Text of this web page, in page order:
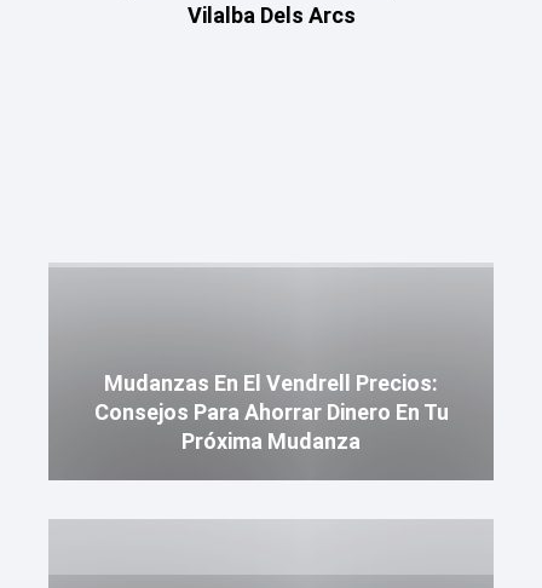
Vilalba Dels Arcs
Mudanzas En El Vendrell Precios:
Consejos Para Ahorrar Dinero En Tu
Próxima Mudanza